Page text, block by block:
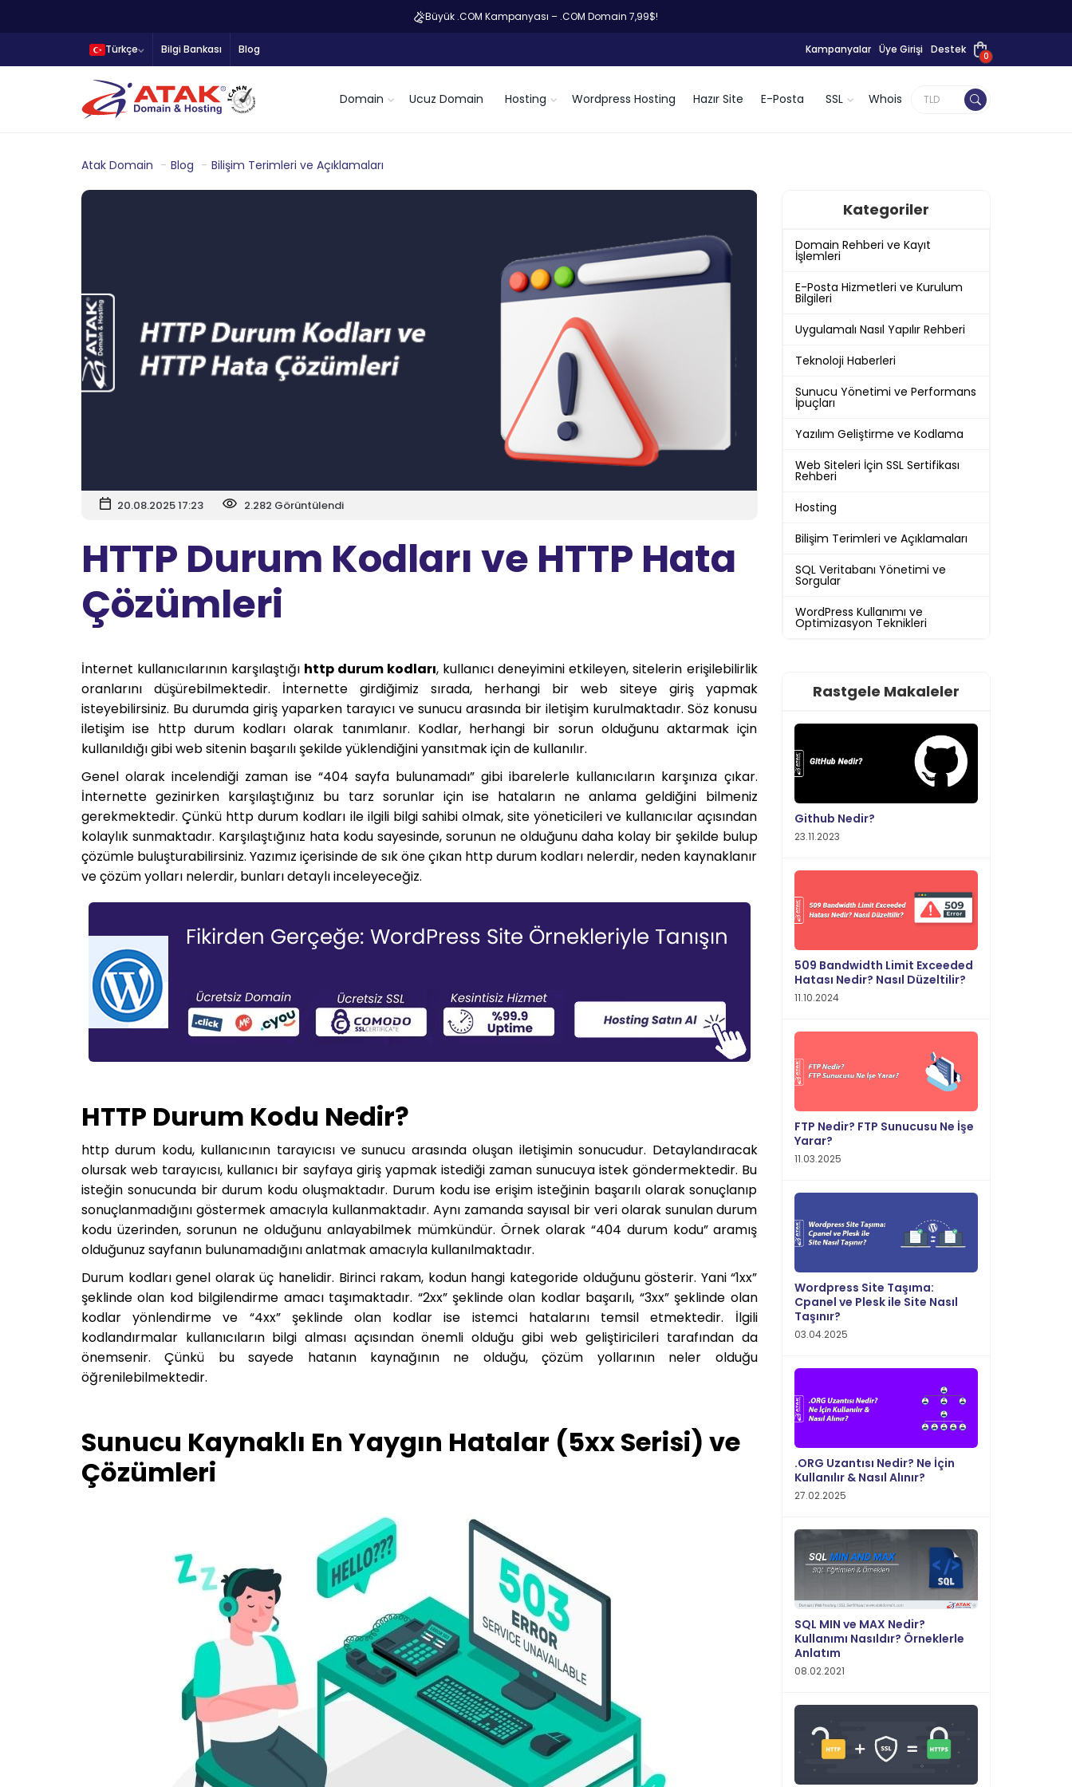
Büyük .COM Kampanyası – .COM Domain 7,99$!
Türkçe Bilgi Bankası Blog Kampanyalar Üye Girişi Destek
0
Domain Ucuz Domain Hosting Wordpress Hosting Hazır Site E-Posta SSL Whois
Atak Domain Blog Bilişim Terimleri ve Açıklamaları
20.08.2025 17:23 2.282 Görüntülendi
HTTP Durum Kodları ve HTTP Hata
Çözümleri
İnternet kullanıcılarının karşılaştığı http durum kodları, kullanıcı deneyimini etkileyen, sitelerin erişilebilirlik
oranlarını düşürebilmektedir. İnternette girdiğimiz sırada, herhangi bir web siteye giriş yapmak
isteyebilirsiniz. Bu durumda giriş yaparken tarayıcı ve sunucu arasında bir iletişim kurulmaktadır. Söz konusu
iletişim ise http durum kodları olarak tanımlanır. Kodlar, herhangi bir sorun olduğunu aktarmak için
kullanıldığı gibi web sitenin başarılı şekilde yüklendiğini yansıtmak için de kullanılır.
Genel olarak incelendiği zaman ise “404 sayfa bulunamadı” gibi ibarelerle kullanıcıların karşınıza çıkar.
İnternette gezinirken karşılaştığınız bu tarz sorunlar için ise hataların ne anlama geldiğini bilmeniz
gerekmektedir. Çünkü http durum kodları ile ilgili bilgi sahibi olmak, site yöneticileri ve kullanıcılar açısından
kolaylık sunmaktadır. Karşılaştığınız hata kodu sayesinde, sorunun ne olduğunu daha kolay bir şekilde bulup
çözümle buluşturabilirsiniz. Yazımız içerisinde de sık öne çıkan http durum kodları nelerdir, neden kaynaklanır
ve çözüm yolları nelerdir, bunları detaylı inceleyeceğiz.
HTTP Durum Kodu Nedir?
http durum kodu, kullanıcının tarayıcısı ve sunucu arasında oluşan iletişimin sonucudur. Detaylandıracak
olursak web tarayıcısı, kullanıcı bir sayfaya giriş yapmak istediği zaman sunucuya istek göndermektedir. Bu
isteğin sonucunda bir durum kodu oluşmaktadır. Durum kodu ise erişim isteğinin başarılı olarak sonuçlanıp
sonuçlanmadığını göstermek amacıyla kullanmaktadır. Aynı zamanda sayısal bir veri olarak sunulan durum
kodu üzerinden, sorunun ne olduğunu anlayabilmek mümkündür. Örnek olarak “404 durum kodu” aramış
olduğunuz sayfanın bulunamadığını anlatmak amacıyla kullanılmaktadır.
Durum kodları genel olarak üç hanelidir. Birinci rakam, kodun hangi kategoride olduğunu gösterir. Yani “1xx”
şeklinde olan kod bilgilendirme amacı taşımaktadır. “2xx” şeklinde olan kodlar başarılı, “3xx” şeklinde olan
kodlar yönlendirme ve “4xx” şeklinde olan kodlar ise istemci hatalarını temsil etmektedir. İlgili
kodlandırmalar kullanıcıların bilgi alması açısından önemli olduğu gibi web geliştiricileri tarafından da
önemsenir. Çünkü bu sayede hatanın kaynağının ne olduğu, çözüm yollarının neler olduğu
öğrenilebilmektedir.
Sunucu Kaynaklı En Yaygın Hatalar (5xx Serisi) ve
Çözümleri
Kategoriler
Domain Rehberi ve Kayıt
İşlemleri
E-Posta Hizmetleri ve Kurulum
Bilgileri
Uygulamalı Nasıl Yapılır Rehberi
Teknoloji Haberleri
Sunucu Yönetimi ve Performans
İpuçları
Yazılım Geliştirme ve Kodlama
Web Siteleri İçin SSL Sertifikası
Rehberi
Hosting
Bilişim Terimleri ve Açıklamaları
SQL Veritabanı Yönetimi ve
Sorgular
WordPress Kullanımı ve
Optimizasyon Teknikleri
Rastgele Makaleler
Github Nedir?
23.11.2023
509 Bandwidth Limit Exceeded
Hatası Nedir? Nasıl Düzeltilir?
11.10.2024
FTP Nedir? FTP Sunucusu Ne İşe
Yarar?
11.03.2025
Wordpress Site Taşıma:
Cpanel ve Plesk ile Site Nasıl
Taşınır?
03.04.2025
.ORG Uzantısı Nedir? Ne İçin
Kullanılır & Nasıl Alınır?
27.02.2025
SQL MIN ve MAX Nedir?
Kullanımı Nasıldır? Örneklerle
Anlatım
08.02.2021